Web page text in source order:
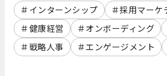
インターンシップ
採用マーケ
健康経営
オンボーディング
戦略人事
エンゲージメント